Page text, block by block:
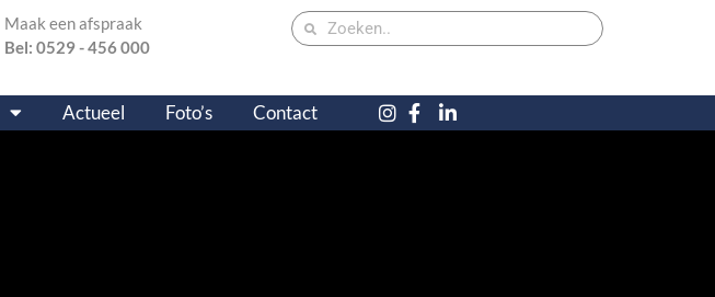
Maak een afspraak
Bel: 0529 - 456 000
Actueel Foto’s Contact